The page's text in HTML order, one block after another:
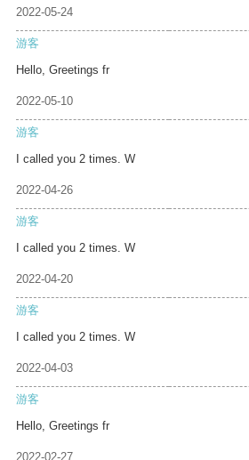
2022-05-24
游客
Hello, Greetings fr
2022-05-10
游客
I called you 2 times. W
2022-04-26
游客
I called you 2 times. W
2022-04-20
游客
I called you 2 times. W
2022-04-03
游客
Hello, Greetings fr
2022-02-27